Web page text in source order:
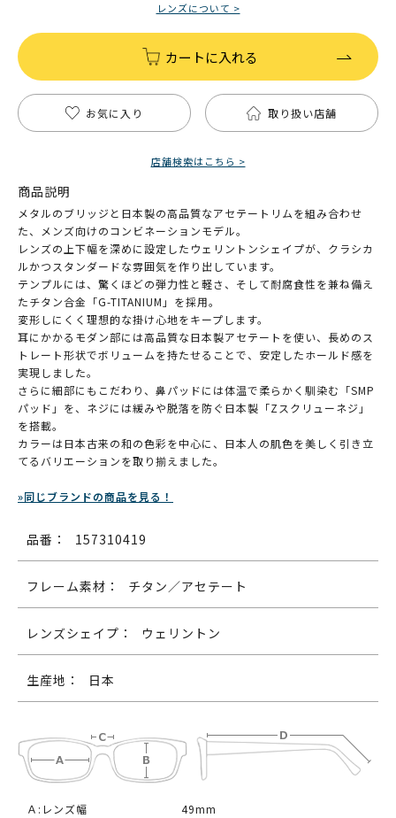
レンズについて >
カートに入れる
お気に入り 取り扱い店舗
店舗検索はこちら >
商品説明
メタルのブリッジと日本製の高品質なアセテートリムを組み合わせ
た、メンズ向けのコンビネーションモデル。
レンズの上下幅を深めに設定したウェリントンシェイプが、クラシカ
ルかつスタンダードな雰囲気を作り出しています。
テンプルには、驚くほどの弾力性と軽さ、そして耐腐食性を兼ね備え
たチタン合金「G-TITANIUM」を採用。
変形しにくく理想的な掛け心地をキープします。
耳にかかるモダン部には高品質な日本製アセテートを使い、長めのス
トレート形状でボリュームを持たせることで、安定したホールド感を
実現しました。
さらに細部にもこだわり、鼻パッドには体温で柔らかく馴染む「SMP
パッド」を、ネジには緩みや脱落を防ぐ日本製「Zスクリューネジ」
を搭載。
カラーは日本古来の和の色彩を中心に、日本人の肌色を美しく引き立
てるバリエーションを取り揃えました。
»同じブランドの商品を見る！
品番： 157310419
フレーム素材： チタン／アセテート
レンズシェイプ： ウェリントン
生産地： 日本
Ａ:レンズ幅 49mm